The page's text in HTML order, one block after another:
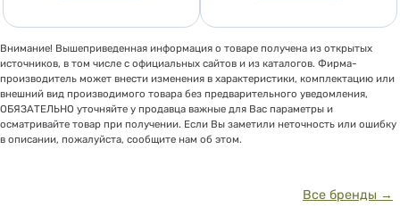
Внимание! Вышеприведенная информация о товаре получена из открытых
источников, в том числе с официальных сайтов и из каталогов. Фирма-
производитель может внести изменения в характеристики, комплектацию или
внешний вид производимого товара без предварительного уведомления,
ОБЯЗАТЕЛЬНО уточняйте у продавца важные для Вас параметры и
осматривайте товар при получении. Если Вы заметили неточность или ошибку
в описании, пожалуйста, сообщите нам об этом.
Все бренды →